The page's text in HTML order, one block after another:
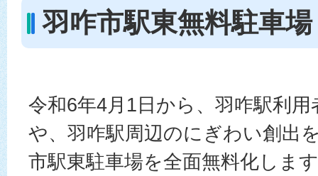
羽咋市駅東無料駐車場
令和6年4月1日から、羽咋駅利
や、羽咋駅周辺のにぎわい創出
市駅東駐車場を全面無料化しま